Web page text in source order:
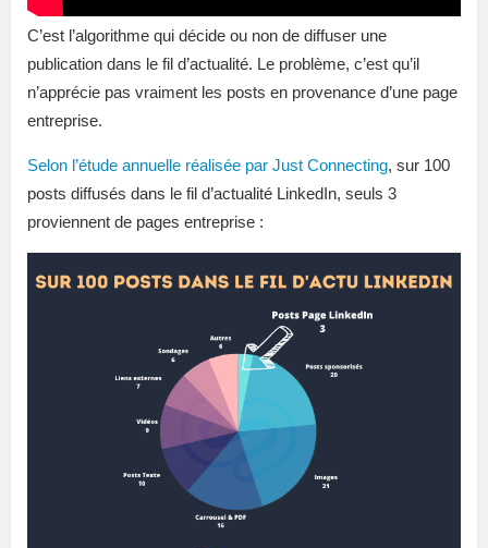
C’est l’algorithme qui décide ou non de diffuser une
publication dans le fil d’actualité. Le problème, c’est qu’il
n’apprécie pas vraiment les posts en provenance d’une page
entreprise.
Selon l’étude annuelle réalisée par Just Connecting, sur 100
posts diffusés dans le fil d’actualité LinkedIn, seuls 3
proviennent de pages entreprise :